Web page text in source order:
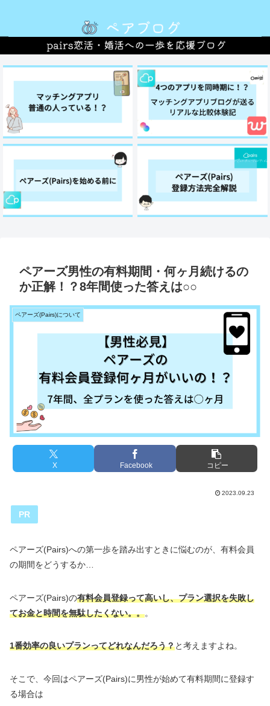
ペアーズ男性の有料期間・何ヶ月続けるの
か正解！？8年間使った答えは○○
ペアーズ(Pairs)について
X Facebook コピー
2023.09.23
PR
ペアーズ(Pairs)への第一歩を踏み出すときに悩むのが、有料会員
の期間をどうするか…
ペアーズ(Pairs)の有料会員登録って高いし、プラン選択を失敗し
てお金と時間を無駄したくない。。。
1番効率の良いプランってどれなんだろう？と考えますよね。
そこで、今回はペアーズ(Pairs)に男性が始めて有料期間に登録す
る場合は